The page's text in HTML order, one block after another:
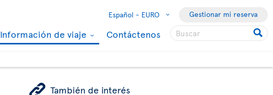
Español - EURO Gestionar mi reserva
Información de viaje Contáctenos
ÿ También de interés